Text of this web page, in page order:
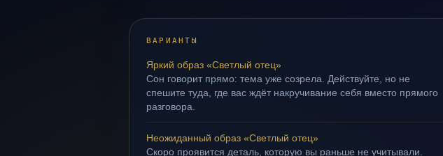
ВАРИАНТЫ
Яркий образ «Светлый отец»
Сон говорит прямо: тема уже созрела. Действуйте, но не
спешите туда, где вас ждёт накручивание себя вместо прямого
разговора.
Неожиданный образ «Светлый отец»
Скоро проявится деталь, которую вы раньше не учитывали.